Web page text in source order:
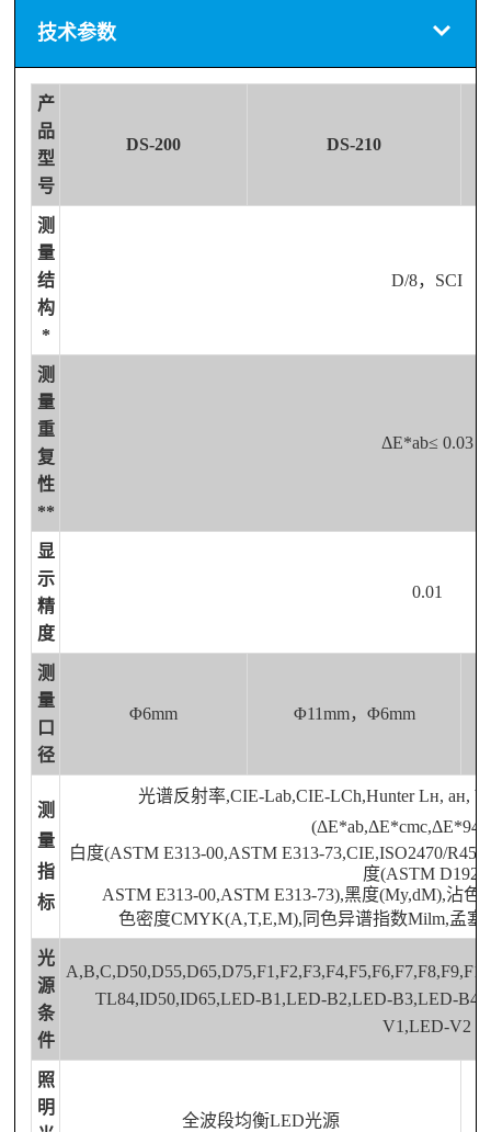
技术参数
产
品
型
号
DS-200 DS-210
测
量
结
构
*
D/8，SCI
测
量
重
复
性
**
ΔE*ab≤ 0.03
显
示
精
度
0.01
测
量
口
径
Φ6mm Φ11mm，Φ6mm
测
量
指
标
光谱反射率,CIE-Lab,CIE-LCh,Hunter Lн, ан,
白度(ASTM E313-00,ASTM E313-73,CIE,ISO2470/
度(ASTM D1925,
ASTM E313-00,ASTM E313-73),黑度(My,dM),沾
色密度CMYK(A,T,E,M),同色异谱指数Milm,孟
光
源
条
件
TL84,ID50,ID65,LED-B1,LED-B2,LED-B3,LED-
V1,LED-V2
照
明
全波段均衡LED光源